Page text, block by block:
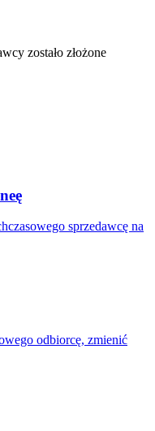
zostało złożone
sprzedawcę na
odbiorcę, zmienić